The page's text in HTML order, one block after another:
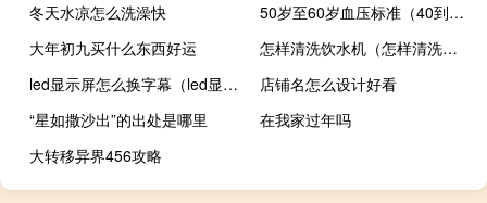
冬天水凉怎么洗澡快
50岁至60岁血压标准（40到50岁血压标准）
大年初九买什么东西好运
怎样清洗饮水机（怎样清洗饮水机）
led显示屏怎么换字幕（led显示屏怎样换字幕）
店铺名怎么设计好看
“星如撒沙出”的出处是哪里
在我家过年吗
大转移异界456攻略